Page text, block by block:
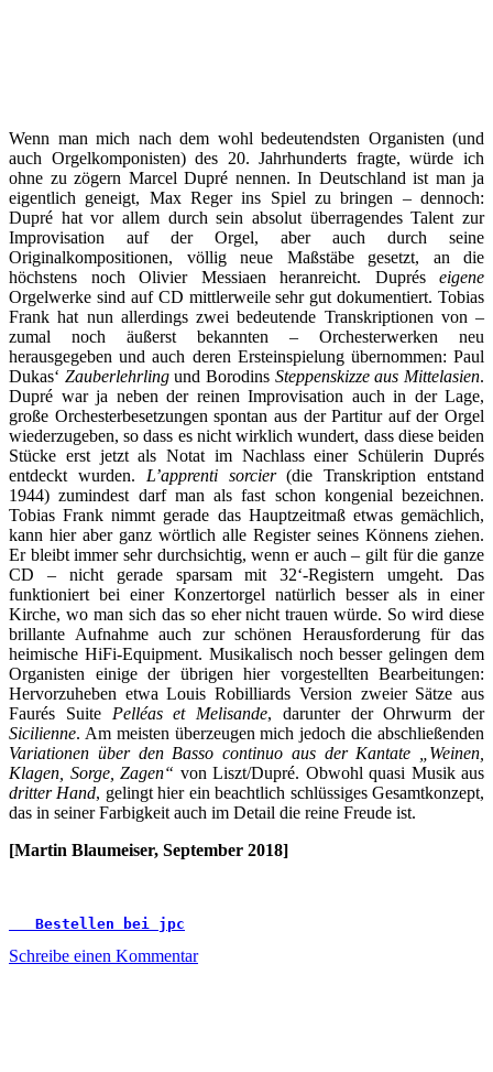
Wenn man mich nach dem wohl bedeutendsten Organisten (und
auch Orgelkomponisten) des 20. Jahrhunderts fragte, würde ich
ohne zu zögern Marcel Dupré nennen. In Deutschland ist man ja
eigentlich geneigt, Max Reger ins Spiel zu bringen – dennoch:
Dupré hat vor allem durch sein absolut überragendes Talent zur
Improvisation auf der Orgel, aber auch durch seine
Originalkompositionen, völlig neue Maßstäbe gesetzt, an die
höchstens noch Olivier Messiaen heranreicht. Duprés eigene
Orgelwerke sind auf CD mittlerweile sehr gut dokumentiert. Tobias
Frank hat nun allerdings zwei bedeutende Transkriptionen von –
zumal noch äußerst bekannten – Orchesterwerken neu
herausgegeben und auch deren Ersteinspielung übernommen: Paul
Dukas‘ Zauberlehrlingund Borodins Steppenskizze aus Mittelasien.
Dupré war ja neben der reinen Improvisation auch in der Lage,
große Orchesterbesetzungen spontan aus der Partitur auf der Orgel
wiederzugeben, so dass es nicht wirklich wundert, dass diese beiden
Stücke erst jetzt als Notat im Nachlass einer Schülerin Duprés
entdeckt wurden. L’apprenti sorcier(die Transkription entstand
1944) zumindest darf man als fast schon kongenial bezeichnen.
Tobias Frank nimmt gerade das Hauptzeitmaß etwas gemächlich,
kann hier aber ganz wörtlich alle Register seines Könnens ziehen.
Er bleibt immer sehr durchsichtig, wenn er auch – gilt für die ganze
CD – nicht gerade sparsam mit 32‘-Registern umgeht. Das
funktioniert bei einer Konzertorgel natürlich besser als in einer
Kirche, wo man sich das so eher nicht trauen würde. So wird diese
brillante Aufnahme auch zur schönen Herausforderung für das
heimische HiFi-Equipment. Musikalisch noch besser gelingen dem
Organisten einige der übrigen hier vorgestellten Bearbeitungen:
Hervorzuheben etwa Louis Robilliards Version zweier Sätze aus
Faurés Suite Pelléas et Melisande, darunter der Ohrwurm der
Sicilienne. Am meisten überzeugen mich jedoch die abschließenden
Variationen über den Basso continuo aus der Kantate „Weinen,
Klagen, Sorge, Zagen“ von Liszt/Dupré. Obwohl quasi Musik aus
dritter Hand, gelingt hier ein beachtlich schlüssiges Gesamtkonzept,
das in seiner Farbigkeit auch im Detail die reine Freude ist.
[Martin Blaumeiser, September 2018]
Bestellen bei jpc
Schreibe einen Kommentar